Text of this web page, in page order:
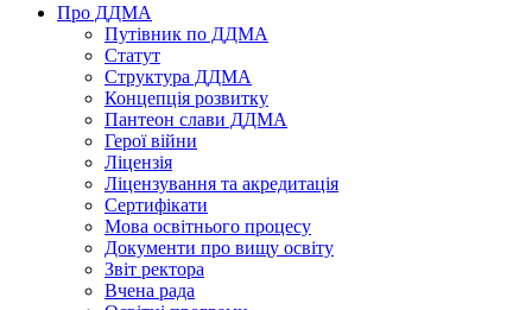
Про ДДМА
Путівник по ДДМА
Статут
Структура ДДМА
Концепція розвитку
Пантеон слави ДДМА
Герої війни
Ліцензія
Ліцензування та акредитація
Сертифікати
Мова освітнього процесу
Документи про вищу освіту
Звіт ректора
Вчена рада